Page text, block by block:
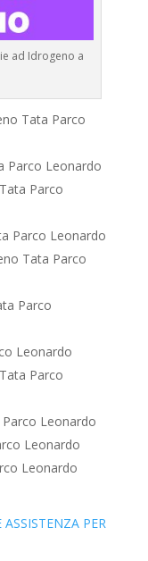
ad Idrogeno a
Tata Parco
Parco Leonardo
Parco
Parco Leonardo
Tata Parco
Parco
Leonardo
Parco
Leonardo
Leonardo
Leonardo
PER